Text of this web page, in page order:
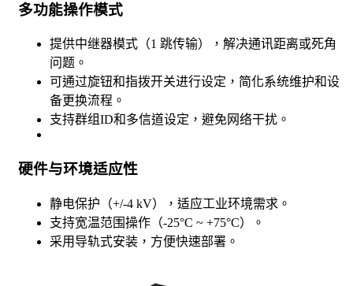
多功能操作模式
提供中继器模式（1 跳传输），解决通讯距离或死角
问题。
可通过旋钮和指拨开关进行设定，简化系统维护和设
备更换流程。
支持群组ID和多信道设定，避免网络干扰。
硬件与环境适应性
静电保护（+/-4 kV），适应工业环境需求。
支持宽温范围操作（-25°C ~ +75°C）。
采用导轨式安装，方便快速部署。